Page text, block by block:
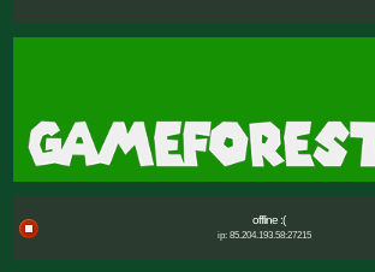
offline :(
ip: 85.204.193.58:27215